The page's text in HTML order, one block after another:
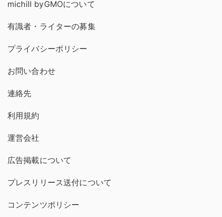
michill byGMOについて
有識者・ライターの募集
プライバシーポリシー
お問い合わせ
連絡先
利用規約
運営会社
広告掲載について
プレスリリース送付について
コンテンツポリシー